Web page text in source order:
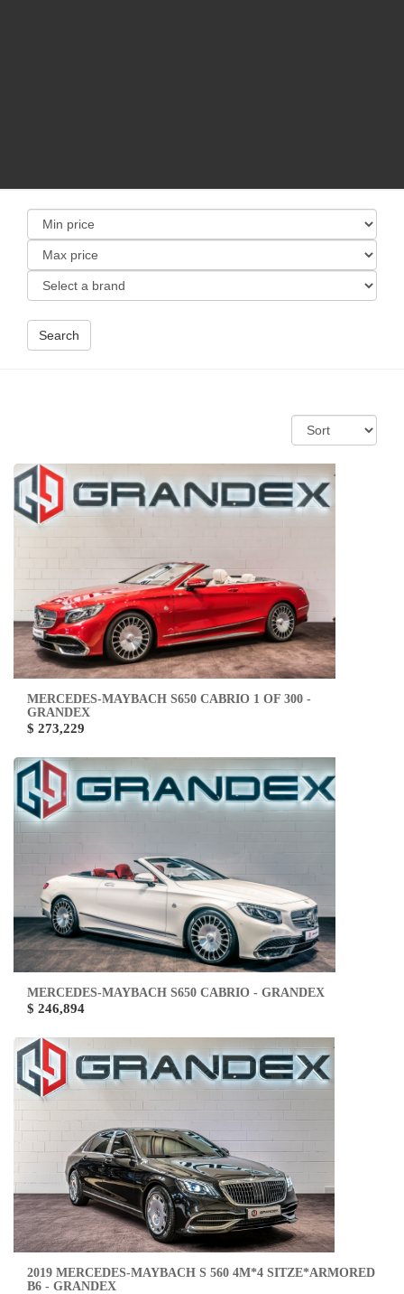
Search
MERCEDES-MAYBACH S650 CABRIO 1 OF 300 -
GRANDEX
$ 273,229
MERCEDES-MAYBACH S650 CABRIO - GRANDEX
$ 246,894
2019 MERCEDES-MAYBACH S 560 4M*4 SITZE*ARMORED
B6 - GRANDEX